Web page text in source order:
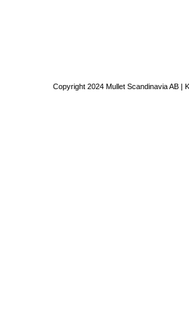
Copyright 2024 Mullet Scandinavia AB |